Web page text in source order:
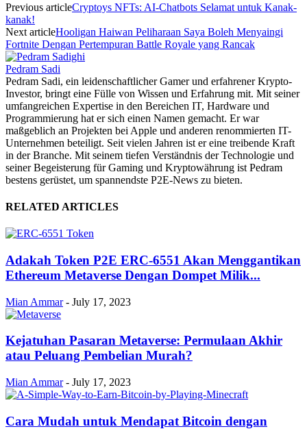
Previous articleCryptoys NFTs: AI-Chatbots Selamat untuk Kanak-
kanak!
Next articleHooligan Haiwan Peliharaan Saya Boleh Menyaingi
Fortnite Dengan Pertempuran Battle Royale yang Rancak
Pedram Sadi
Pedram Sadi, ein leidenschaftlicher Gamer und erfahrener Krypto-
Investor, bringt eine Fülle von Wissen und Erfahrung mit. Mit seiner
umfangreichen Expertise in den Bereichen IT, Hardware und
Programmierung hat er sich einen Namen gemacht. Er war
maßgeblich an Projekten bei Apple und anderen renommierten IT-
Unternehmen beteiligt. Seit vielen Jahren ist er eine treibende Kraft
in der Branche. Mit seinem tiefen Verständnis der Technologie und
seiner Begeisterung für Gaming und Kryptowährung ist Pedram
bestens gerüstet, um spannendste P2E-News zu bieten.
RELATED ARTICLES
Adakah Token P2E ERC-6551 Akan Menggantikan
Ethereum Metaverse Dengan Dompet Milik...
Mian Ammar - July 17, 2023
Kejatuhan Pasaran Metaverse: Permulaan Akhir
atau Peluang Pembelian Murah?
Mian Ammar - July 17, 2023
Cara Mudah untuk Mendapat Bitcoin dengan